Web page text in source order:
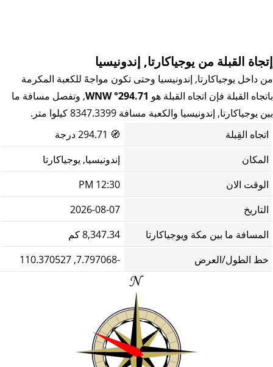
إتجاة القبلة من يوجياكارتا, إندونيسيا
من داخل يوجياكارتا, إندونيسيا وحتى تكون مواجهً للكعبة المكرمة
باتجاه القبلة فإن اتجاه القبلة هو 294.71° WNW
, وتفصل مسافة ما
بين يوجياكارتا, إندونيسيا والكعبة مسافة 8347.3399 كيلوا متر.
اتجاه القِبلة
🧭
المكان
إندونيسيا, يوجياكارتا
الوقت الان
12:30 PM
التاريخ
2026-08-07
المسافة ما بين مكة ويوجياكارتا
8,347.34 كم
خط الطول/العرض
-7.797068, 110.370527